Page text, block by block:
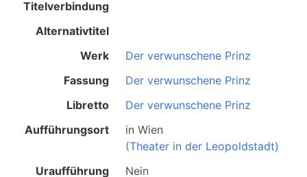
Titelverbindung
Alternativtitel
Werk
Der verwunschene Prinz
Fassung
Der verwunschene Prinz
Libretto
Der verwunschene Prinz
Aufführungsort
inWien
(Theater in der Leopoldstadt)
Uraufführung
Nein